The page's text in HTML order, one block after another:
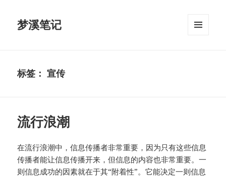
梦溪笔记
标签：宣传
流行浪潮
在流行浪潮中，信息传播者非常重要，因为只有这些信息
传播者能让信息传播开来，但信息的内容也非常重要。一
则信息成功的因素就在于其“附着性”。它能决定一则信息